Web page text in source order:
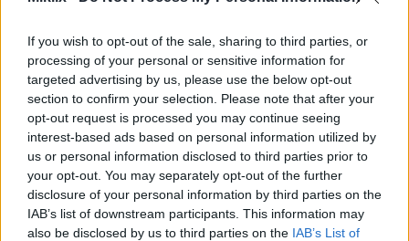
If you wish to opt-out of the sale, sharing to third parties, or
processing of your personal or sensitive information for
targeted advertising by us, please use the below opt-out
section to confirm your selection. Please note that after your
opt-out request is processed you may continue seeing
interest-based ads based on personal information utilized by
us or personal information disclosed to third parties prior to
your opt-out. You may separately opt-out of the further
disclosure of your personal information by third parties on the
IAB’s list of downstream participants. This information may
also be disclosed by us to third parties on the IAB’s List of
σώμα με σώμα μου είναι το Guardian's Sword Spear
με Keen affinity και το Sacred Blade Ash of War. Τα
όπλα εξ αποστάσεως μου είναι το Longbow και το
Shortbow. Ήμουν στο επίπεδο ρούνων 89 όταν
γυρίστηκε αυτό το βίντεο. Δεν είμαι σίγουρος αν
αυτό θεωρείται γενικά κατάλληλο, αλλά η δυσκολία
του παιχνιδιού μου φαίνεται λογική - θέλω το
ιδανικό σημείο που να μην είναι κουραστικό στην
εύκολη λειτουργία, αλλά και όχι τόσο δύσκολο που
να είμαι κολλημένος στο ίδιο boss για ώρες ;-)